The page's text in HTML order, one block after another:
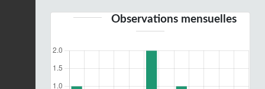
Observations mensuelles